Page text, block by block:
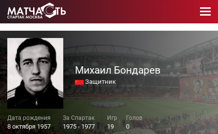
Михаил Бондарев
Защитник
8 октября 1957 1975 - 1977 19 0